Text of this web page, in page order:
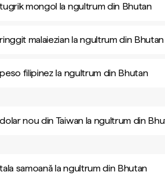
mongol la ngultrum din Bhutan
malaiezian la ngultrum din Bhutan
filipinez la ngultrum din Bhutan
nou din Taiwan la ngultrum din
samoană la ngultrum din Bhutan